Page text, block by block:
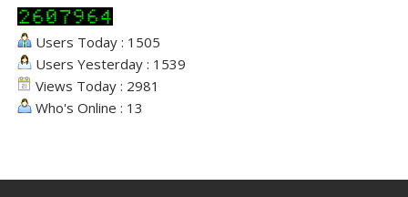
Users Today : 1505
Users Yesterday : 1539
Views Today : 2981
Who's Online : 13